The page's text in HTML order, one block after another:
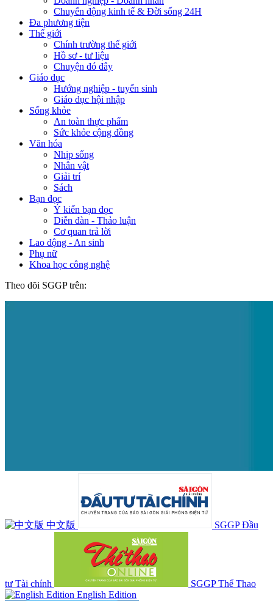
Chuyển động kinh tế & Đời sống 24H
Đa phương tiện
Thế giới
Chính trường thế giới
Hồ sơ - tư liệu
Chuyện đó đây
Giáo dục
Hướng nghiệp - tuyển sinh
Giáo dục hội nhập
Sống khỏe
An toàn thực phẩm
Sức khỏe cộng đồng
Văn hóa
Nhịp sống
Nhân vật
Giải trí
Sách
Bạn đọc
Ý kiến bạn đọc
Diễn đàn - Thảo luận
Cơ quan trả lời
Lao động - An sinh
Phụ nữ
Khoa học công nghệ
Theo dõi SGGP trên:
中文版 SGGP Đầu
tư Tài chính
SGGP Thể Thao
English Edition